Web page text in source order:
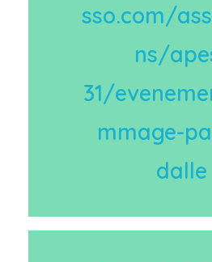
sso.com/
ns/
31/
mmage-
dalle